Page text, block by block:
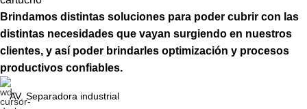
Brindamos distintas soluciones para poder cubrir con las
distintas necesidades que vayan surgiendo en nuestros
clientes, y así poder brindarles optimización y procesos
productivos confiables.
AV. Separadora industrial